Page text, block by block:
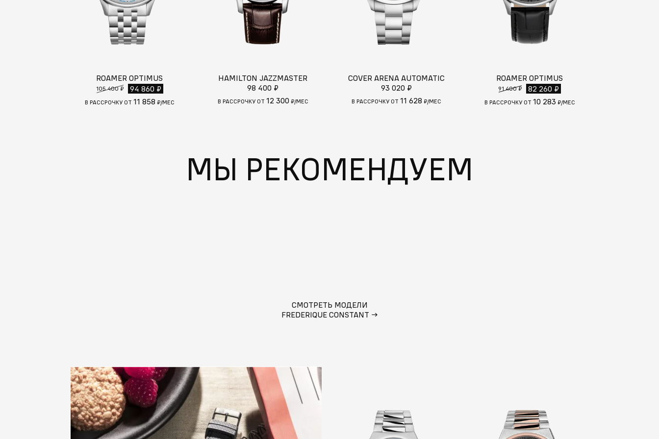
ROAMER OPTIMUS
105 400 ₽ 94 860 ₽
В РАССРОЧКУ ОТ 11 858 ₽/МЕС
HAMILTON JAZZMASTER
98 400 ₽
В РАССРОЧКУ ОТ 12 300 ₽/МЕС
COVER ARENA AUTOMATIC
93 020 ₽
В РАССРОЧКУ ОТ 11 628 ₽/МЕС
ROAMER OPTIMUS
91 400 ₽ 82 260 ₽
В РАССРОЧКУ ОТ 10 283 ₽/МЕС
МЫ РЕКОМЕНДУЕМ
СМОТРЕТЬ МОДЕЛИ
FREDERIQUE CONSTANT →